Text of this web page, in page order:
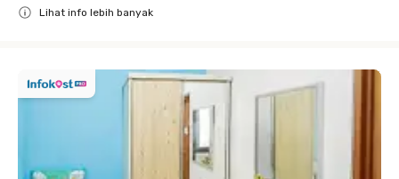
Lihat info lebih banyak